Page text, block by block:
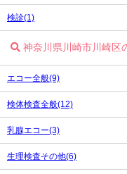
検診(1)
神奈川県川崎市川崎区
エコー全般(9)
検体検査全般(12)
乳腺エコー(3)
生理検査その他(6)